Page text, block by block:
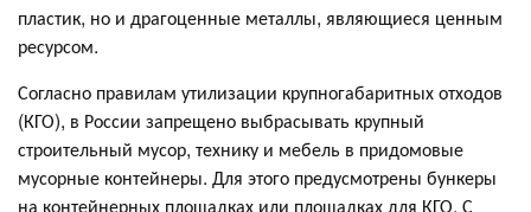
пластик, но и драгоценные металлы, являющиеся ценным
ресурсом.
Согласно правилам утилизации крупногабаритных отходов
(КГО), в России запрещено выбрасывать крупный
строительный мусор, технику и мебель в придомовые
мусорные контейнеры. Для этого предусмотрены бункеры
на контейнерных площадках или площадках для КГО. С